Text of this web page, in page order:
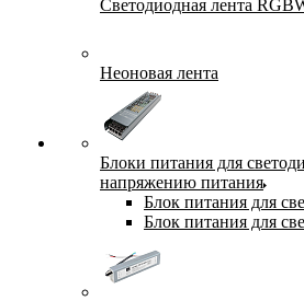
Светодиодная лента
Неоновая лента
Блоки питания для
напряжению питания
Блок питания для
Блок питания для